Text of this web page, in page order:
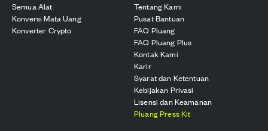
Semua Alat
Konversi Mata Uang
Konverter Crypto
Tentang Kami
Pusat Bantuan
FAQ Pluang
FAQ Pluang Plus
Kontak Kami
Karir
Syarat dan Ketentuan
Kebijakan Privasi
Lisensi dan Keamanan
Pluang Press Kit